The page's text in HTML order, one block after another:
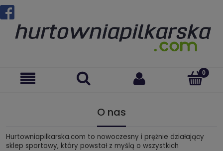
O nas
Hurtowniapilkarska.com to nowoczesny i prężnie działający
sklep sportowy, który powstał z myślą o wszystkich